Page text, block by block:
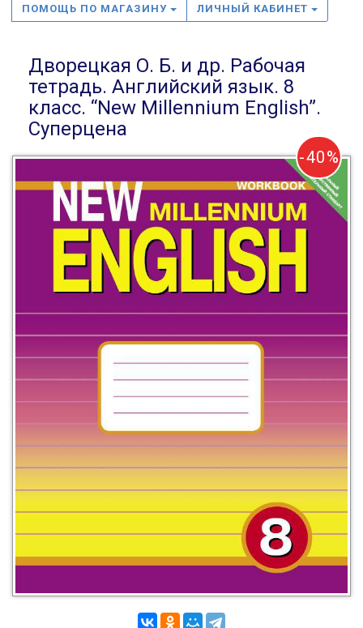
ПОМОЩЬ ПО МАГАЗИНУ ЛИЧНЫЙ КАБИНЕТ
Дворецкая О. Б. и др. Рабочая
тетрадь. Английский язык. 8
класс. “New Millennium English”.
Суперцена
-40%